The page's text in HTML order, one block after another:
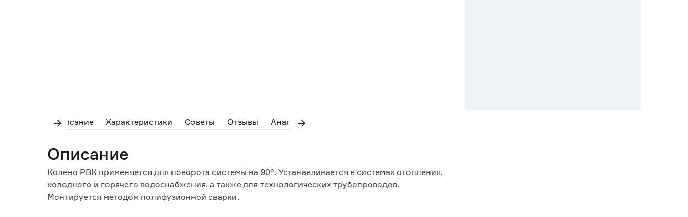
Описание Характеристики Советы Отзывы Аналоги
Описание
Колено РВК применяется для поворота системы на 90°. Устанавливается в системах отопления,
холодного и горячего водоснабжения, а также для технологических трубопроводов.
Монтируется методом полифузионной сварки.